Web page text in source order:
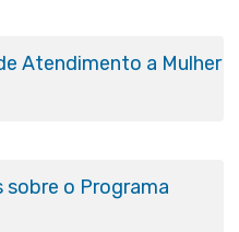
Atendimento a Mulher
sobre o Programa